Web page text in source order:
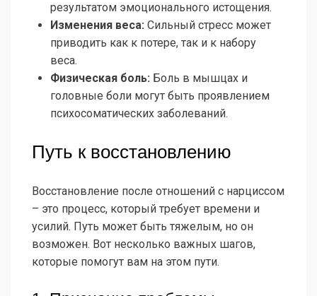
результатом эмоционального истощения.
Изменения веса: Сильный стресс может
приводить как к потере, так и к набору
веса.
Физическая боль: Боль в мышцах и
головные боли могут быть проявлением
психосоматических заболеваний.
Путь к восстановлению
Восстановление после отношений с нарциссом
– это процесс, который требует времени и
усилий. Путь может быть тяжелым, но он
возможен. Вот несколько важных шагов,
которые помогут вам на этом пути.